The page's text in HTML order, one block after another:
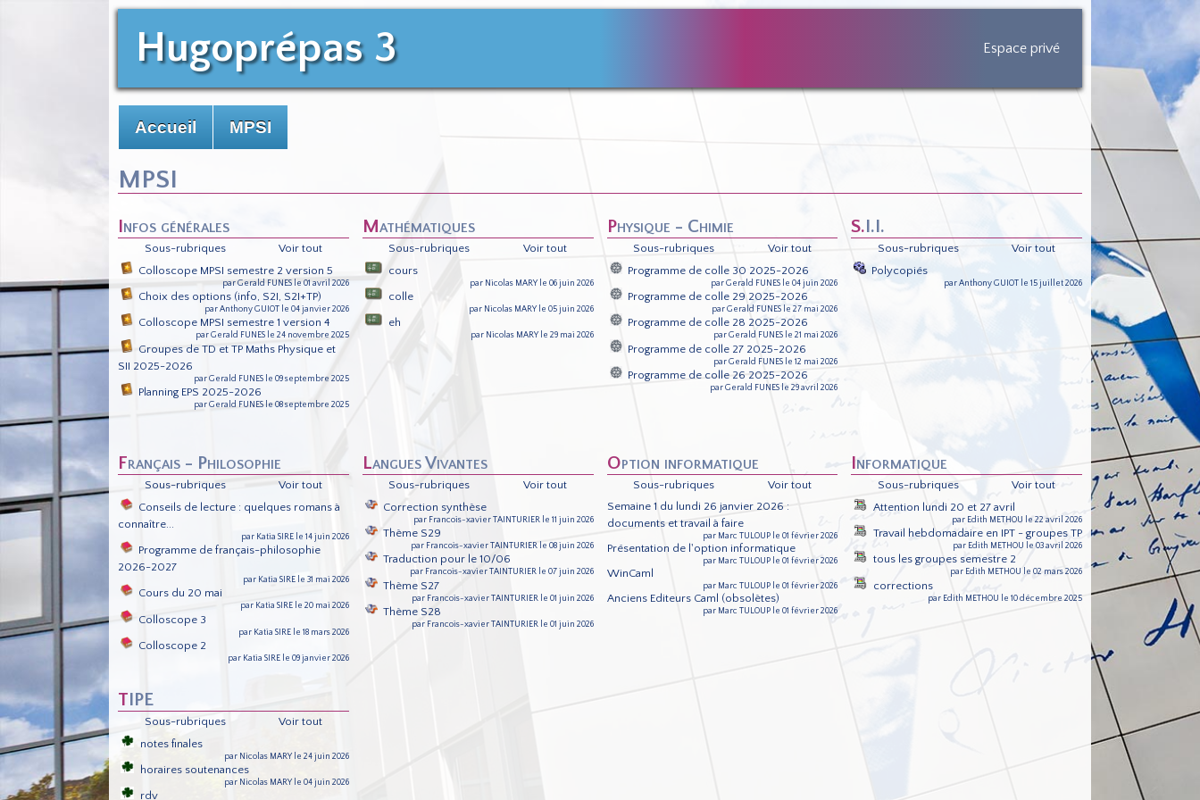
Hugoprépas 3 Espace privé
Accueil MPSI
MPSI
Infos générales
Sous-rubriques
Voir tout
Colloscope MPSI semestre 2 version 5
par Gerald FUNES le 01 avril 2026
Choix des options (info, S2I, S2I+TP)
par Anthony GUIOT le 04 janvier 2026
Colloscope MPSI semestre 1 version 4
par Gerald FUNES le 24 novembre 2025
Groupes de TD et TP Maths Physique et
SII 2025-2026
par Gerald FUNES le 09 septembre 2025
Planning EPS 2025-2026
par Gerald FUNES le 08 septembre 2025
Mathématiques
Sous-rubriques
Voir tout
cours
par Nicolas MARY le 06 juin 2026
colle
par Nicolas MARY le 05 juin 2026
eh
par Nicolas MARY le 29 mai 2026
Physique - Chimie
Sous-rubriques
Voir tout
Programme de colle 30 2025-2026
par Gerald FUNES le 04 juin 2026
Programme de colle 29 2025-2026
par Gerald FUNES le 27 mai 2026
Programme de colle 28 2025-2026
par Gerald FUNES le 21 mai 2026
Programme de colle 27 2025-2026
par Gerald FUNES le 12 mai 2026
Programme de colle 26 2025-2026
par Gerald FUNES le 29 avril 2026
S.I.I.
Sous-rubriques
Voir tout
Polycopiés
par Anthony GUIOT le 15 juillet 2026
Français - Philosophie
Sous-rubriques
Voir tout
Conseils de lecture : quelques romans à
connaître...
par Katia SIRE le 14 juin 2026
Programme de français-philosophie
2026-2027
par Katia SIRE le 31 mai 2026
Cours du 20 mai
par Katia SIRE le 20 mai 2026
Colloscope 3
par Katia SIRE le 18 mars 2026
Colloscope 2
par Katia SIRE le 09 janvier 2026
Langues Vivantes
Sous-rubriques
Voir tout
Correction synthèse
par Francois-xavier TAINTURIER le 11 juin 2026
Thème S29
par Francois-xavier TAINTURIER le 08 juin 2026
Traduction pour le 10/06
par Francois-xavier TAINTURIER le 07 juin 2026
Thème S27
par Francois-xavier TAINTURIER le 01 juin 2026
Thème S28
par Francois-xavier TAINTURIER le 01 juin 2026
Option informatique
Sous-rubriques
Voir tout
Semaine 1 du lundi 26 janvier 2026 :
documents et travail à faire
par Marc TULOUP le 01 février 2026
Présentation de l'option informatique
par Marc TULOUP le 01 février 2026
WinCaml
par Marc TULOUP le 01 février 2026
Anciens Editeurs Caml (obsolètes)
par Marc TULOUP le 01 février 2026
Informatique
Sous-rubriques
Voir tout
Attention lundi 20 et 27 avril
par Edith METHOU le 22 avril 2026
Travail hebdomadaire en IPT - groupes TP
par Edith METHOU le 03 avril 2026
tous les groupes semestre 2
par Edith METHOU le 02 mars 2026
corrections
par Edith METHOU le 10 décembre 2025
TIPE
Sous-rubriques
Voir tout
notes finales
par Nicolas MARY le 24 juin 2026
horaires soutenances
par Nicolas MARY le 04 juin 2026
rdv